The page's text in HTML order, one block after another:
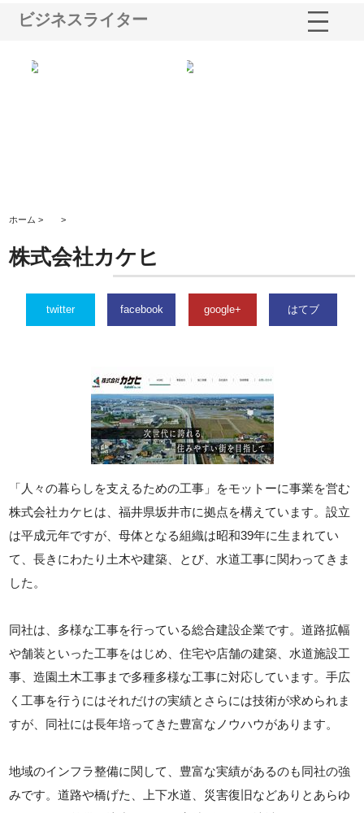
ビジネスライター
ホーム > >
株式会社カケヒ
twitter facebook google+ はてブ
「人々の暮らしを支えるための工事」をモットーに事業を営む
株式会社カケヒは、福井県坂井市に拠点を構えています。設立
は平成元年ですが、母体となる組織は昭和39年に生まれてい
て、長きにわたり土木や建築、とび、水道工事に関わってきま
した。
同社は、多様な工事を行っている総合建設企業です。道路拡幅
や舗装といった工事をはじめ、住宅や店舗の建築、水道施設工
事、造園土木工事まで多種多様な工事に対応しています。手広
く工事を行うにはそれだけの実績とさらには技術が求められま
すが、同社には長年培ってきた豊富なノウハウがあります。
地域のインフラ整備に関して、豊富な実績があるのも同社の強
みです。道路や橋げた、上下水道、災害復旧などありとあらゆ